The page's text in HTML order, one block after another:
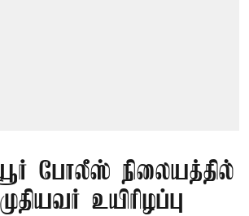
போலீஸ் நிலையத்தில்
உயிரிழப்பு